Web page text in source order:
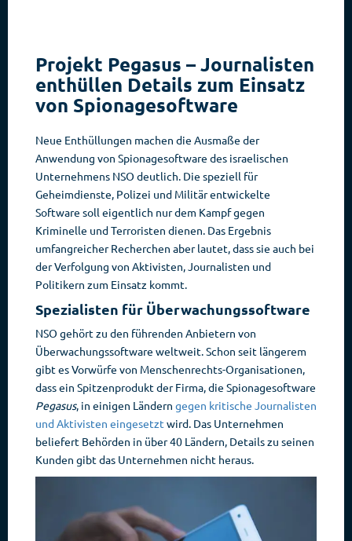
Projekt Pegasus – Journalisten
enthüllen Details zum Einsatz
von Spionagesoftware
Neue Enthüllungen machen die Ausmaße der
Anwendung von Spionagesoftware des israelischen
Unternehmens NSO deutlich. Die speziell für
Geheimdienste, Polizei und Militär entwickelte
Software soll eigentlich nur dem Kampf gegen
Kriminelle und Terroristen dienen. Das Ergebnis
umfangreicher Recherchen aber lautet, dass sie auch bei
der Verfolgung von Aktivisten, Journalisten und
Politikern zum Einsatz kommt.
Spezialisten für Überwachungssoftware
NSO gehört zu den führenden Anbietern von
Überwachungssoftware weltweit. Schon seit längerem
gibt es Vorwürfe von Menschenrechts-Organisationen,
dass ein Spitzenprodukt der Firma, die Spionagesoftware
Pegasus, in einigen Ländern gegen kritische Journalisten
und Aktivisten eingesetzt wird. Das Unternehmen
beliefert Behörden in über 40 Ländern, Details zu seinen
Kunden gibt das Unternehmen nicht heraus.